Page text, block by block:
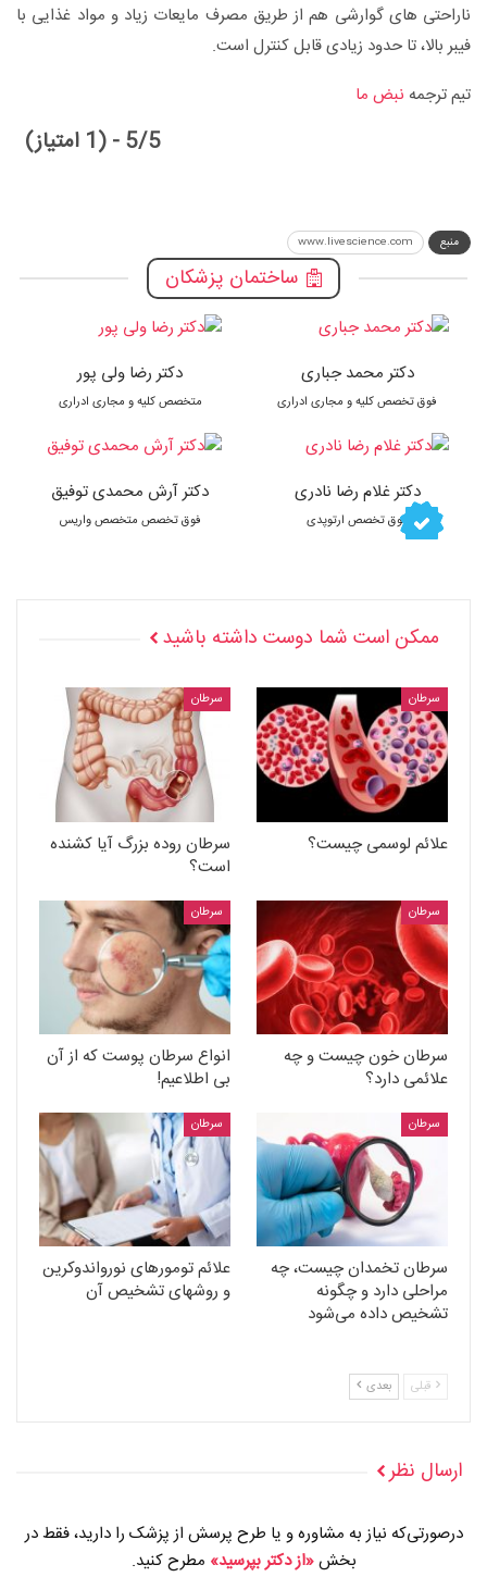
ناراحتی های گوارشی هم از طریق مصرف مایعات زیاد و مواد غذایی با
فیبر بالا، تا حدود زیادی قابل کنترل است.
تیم ترجمه نبض ما
5/5 - (1 امتیاز)
منبع www.livescience.com
ساختمان پزشکان
دکتر محمد جباری
فوق تخصص کلیه و مجاری ادراری
دکتر غلام رضا نادری
فوق تخصص ارتوپدی
دکتر رضا ولی پور
متخصص کلیه و مجاری ادراری
دکتر آرش محمدی توفیق
فوق تخصص متخصص واریس
ممکن است شما دوست داشته باشید
سرطان
علائم لوسمی چیست؟
سرطان
سرطان روده بزرگ آیا کشنده
است؟
سرطان
سرطان خون چیست و چه
علائمی دارد؟
سرطان
انواع سرطان پوست که از آن
بی اطلاعیم!
سرطان
سرطان تخمدان چیست، چه
مراحلی دارد و چگونه
تشخیص داده می‌شود
سرطان
علائم تومورهای نورواندوکرین
و روشهای تشخیص آن
قبلی بعدی
ارسال نظر
درصورتی‌که نیاز به مشاوره و یا طرح پرسش از پزشک را دارید، فقط در
بخش«از دکتر بپرسید» مطرح کنید.